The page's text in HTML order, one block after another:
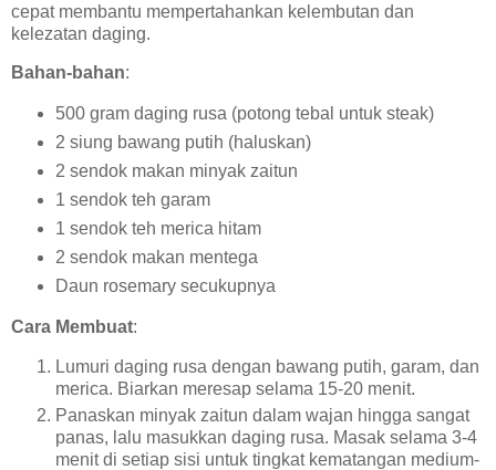
cepat membantu mempertahankan kelembutan dan
kelezatan daging.
Bahan-bahan:
500 gram daging rusa (potong tebal untuk steak)
2 siung bawang putih (haluskan)
2 sendok makan minyak zaitun
1 sendok teh garam
1 sendok teh merica hitam
2 sendok makan mentega
Daun rosemary secukupnya
Cara Membuat:
Lumuri daging rusa dengan bawang putih, garam, dan
merica. Biarkan meresap selama 15-20 menit.
Panaskan minyak zaitun dalam wajan hingga sangat
panas, lalu masukkan daging rusa. Masak selama 3-4
menit di setiap sisi untuk tingkat kematangan medium-